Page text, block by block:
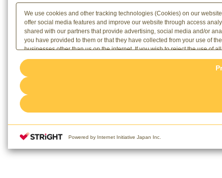
We use cookies and other tracking technologies (Cookies) on our
offer social media features and improve our website through access
shared with our partners that provide advertising, social media and/or
you have provided to them or that they have collected from your use of
businesses other than us on the internet. If you wish to reject the use of
the use of all Cookies, please click "Accept All". To select your
rejection settings at any time via the hover button displayed at the
[link=/terms/privacy]Privacy Policy
Powered by Internet Initiative Japan Inc.